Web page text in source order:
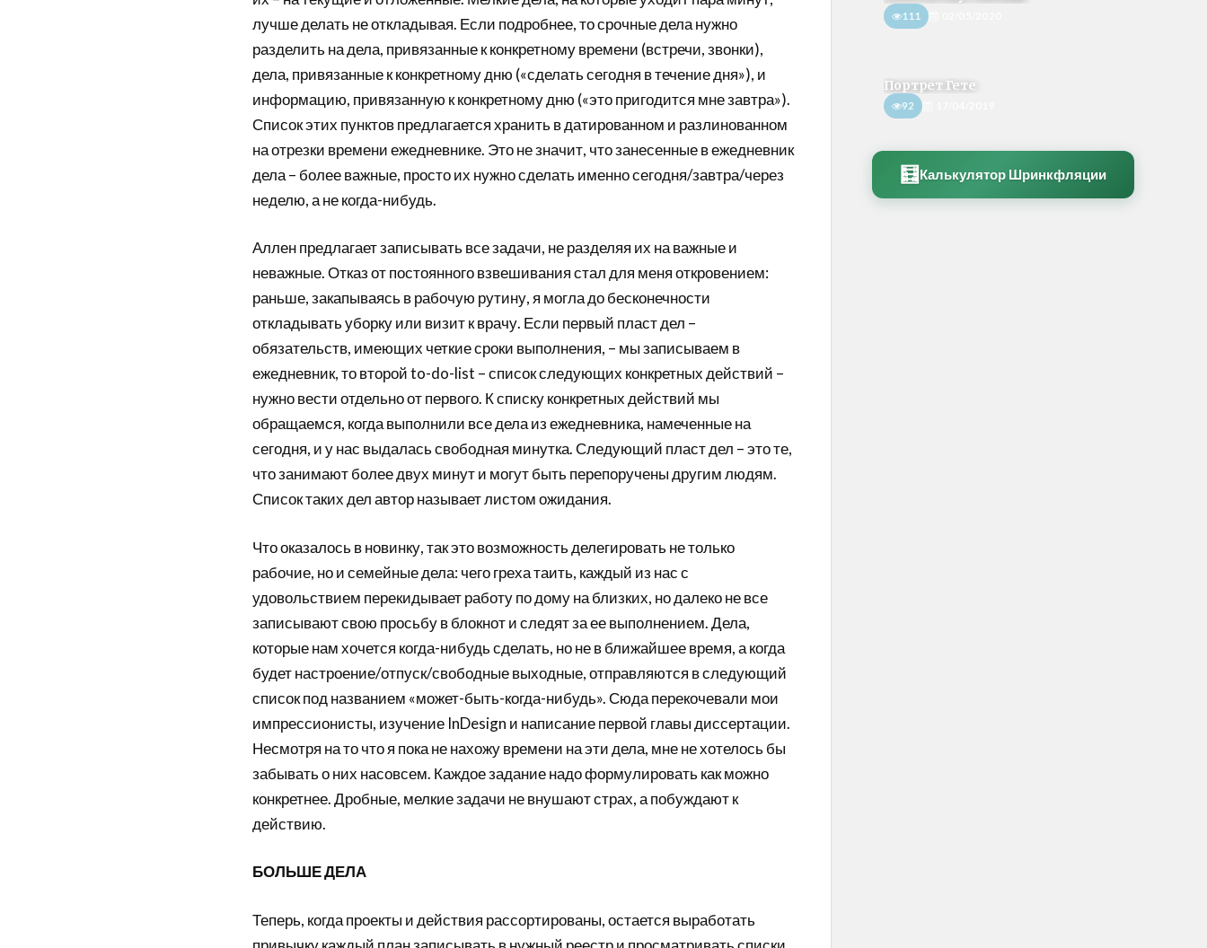
лучше делать не откладывая. Если подробнее, то срочные дела нужно
разделить на дела, привязанные к конкретному времени (встречи, звонки),
дела, привязанные к конкретному дню («сделать сегодня в течение дня»), и
информацию, привязанную к конкретному дню («это пригодится мне завтра»).
Список этих пунктов предлагается хранить в датированном и разлинованном
на отрезки времени ежедневнике. Это не значит, что занесенные в ежедневник
дела – более важные, просто их нужно сделать именно сегодня/завтра/через
неделю, а не когда-нибудь.
Аллен предлагает записывать все задачи, не разделяя их на важные и
неважные. Отказ от постоянного взвешивания стал для меня откровением:
раньше, закапываясь в рабочую рутину, я могла до бесконечности
откладывать уборку или визит к врачу. Если первый пласт дел –
обязательств, имеющих четкие сроки выполнения, – мы записываем в
ежедневник, то второй to-do-list – список следующих конкретных действий –
нужно вести отдельно от первого. К списку конкретных действий мы
обращаемся, когда выполнили все дела из ежедневника, намеченные на
сегодня, и у нас выдалась свободная минутка. Следующий пласт дел – это те,
что занимают более двух минут и могут быть перепоручены другим людям.
Список таких дел автор называет листом ожидания.
Что оказалось в новинку, так это возможность делегировать не только
рабочие, но и семейные дела: чего греха таить, каждый из нас с
удовольствием перекидывает работу по дому на близких, но далеко не все
записывают свою просьбу в блокнот и следят за ее выполнением. Дела,
которые нам хочется когда-нибудь сделать, но не в ближайшее время, а когда
будет настроение/отпуск/свободные выходные, отправляются в следующий
список под названием «может-быть-когда-нибудь». Сюда перекочевали мои
импрессионисты, изучение InDesign и написание первой главы диссертации.
Несмотря на то что я пока не нахожу времени на эти дела, мне не хотелось бы
забывать о них насовсем. Каждое задание надо формулировать как можно
конкретнее. Дробные, мелкие задачи не внушают страх, а побуждают к
действию.
БОЛЬШЕ ДЕЛА
Теперь, когда проекты и действия рассортированы, остается выработать
111
Портрет Гете
92
🧮 Калькулятор Шринкфляции